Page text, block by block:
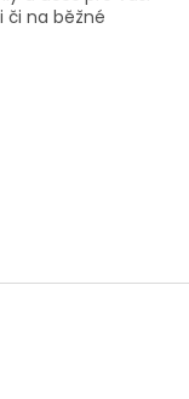
či na běžné